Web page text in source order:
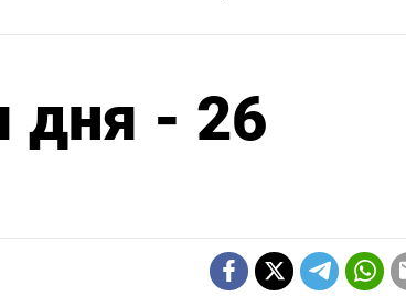
дня - 26